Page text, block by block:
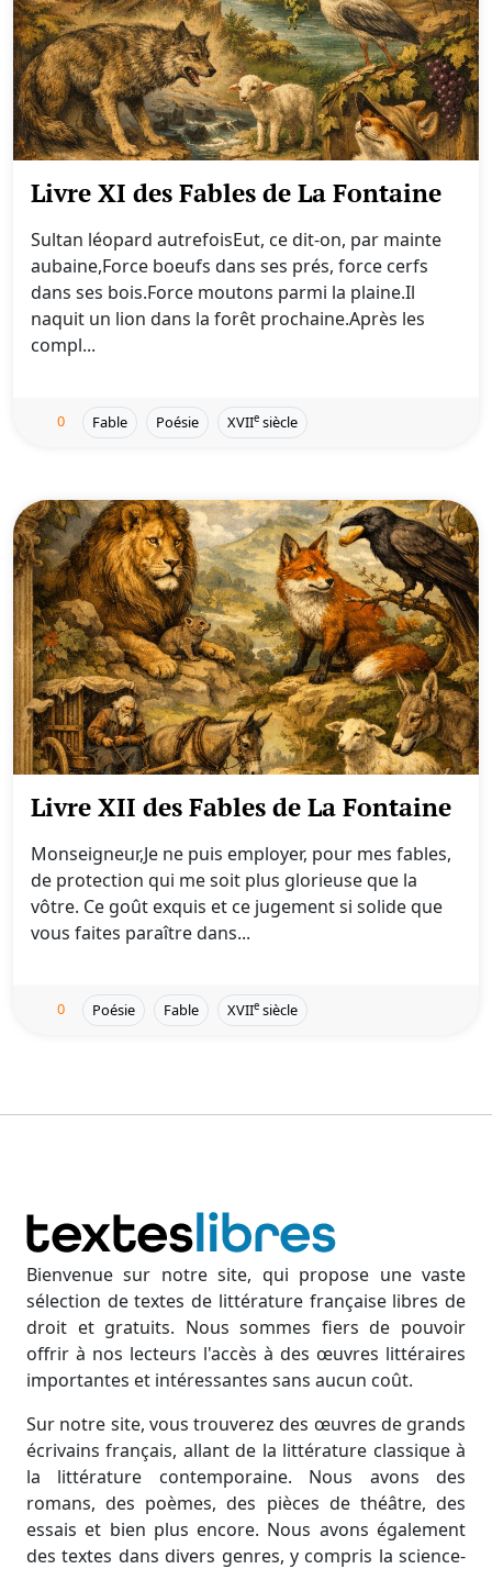
Livre XI des Fables de La Fontaine
Sultan léopard autrefoisEut, ce dit-on, par mainte
aubaine,Force boeufs dans ses prés, force cerfs
dans ses bois.Force moutons parmi la plaine.Il
naquit un lion dans la forêt prochaine.Après les
compl...
0 Fable Poésie XVIIe siècle
Livre XII des Fables de La Fontaine
Monseigneur,Je ne puis employer, pour mes fables,
de protection qui me soit plus glorieuse que la
vôtre. Ce goût exquis et ce jugement si solide que
vous faites paraître dans...
0 Poésie Fable XVIIe siècle
Bienvenue sur notre site, qui propose une vaste
sélection de textes de littérature française libres de
droit et gratuits. Nous sommes fiers de pouvoir
offrir à nos lecteurs l'accès à des œuvres littéraires
importantes et intéressantes sans aucun coût.
Sur notre site, vous trouverez des œuvres de grands
écrivains français, allant de la littérature classique à
la littérature contemporaine. Nous avons des
romans, des poèmes, des pièces de théâtre, des
essais et bien plus encore. Nous avons également
des textes dans divers genres, y compris la science-